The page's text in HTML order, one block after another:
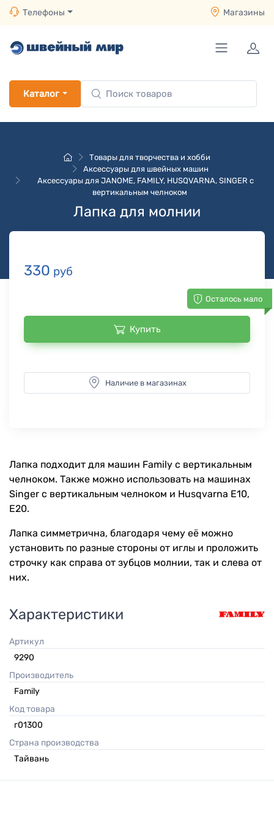
Телефоны Магазины
Каталог
Товары для творчества и хобби
Аксессуары для швейных машин
Аксессуары для JANOME, FAMILY, HUSQVARNA, SINGER с
вертикальным челноком
Лапка для молнии
330 руб
Осталось мало
Купить
Наличие в магазинах
Лапка подходит для машин Family с вертикальным
челноком. Также можно использовать на машинах
Singer с вертикальным челноком и Husqvarna E10,
E20.
Лапка симметрична, благодаря чему её можно
установить по разные стороны от иглы и проложить
строчку как справа от зубцов молнии, так и слева от
них.
Характеристики
Артикул
9290
Производитель
Family
Код товара
г01300
Страна производства
Тайвань